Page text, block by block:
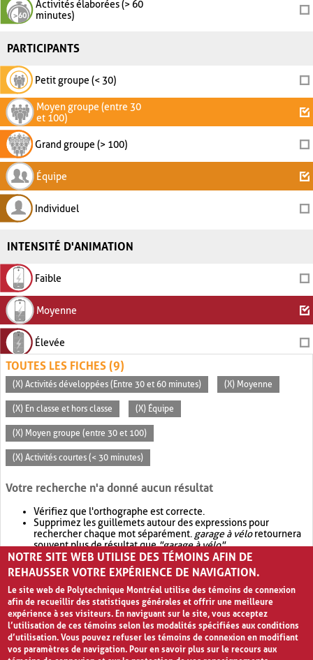
Activités élaborées (> 60
minutes)
PARTICIPANTS
Petit groupe (< 30)
Moyen groupe (entre 30
et 100)
Grand groupe (> 100)
Équipe
Individuel
INTENSITÉ D'ANIMATION
Faible
Moyenne
Élevée
TOUTES LES FICHES (9)
(X) Activités développées (Entre 30 et 60 minutes) (X) Moyenne
(X) En classe et hors classe (X) Équipe
(X) Moyen groupe (entre 30 et 100)
(X) Activités courtes (< 30 minutes)
Votre recherche n'a donné aucun résultat
Vérifiez que l'orthographe est correcte.
Supprimez les guillemets autour des expressions pour
rechercher chaque mot séparément. garage à véloretournera
souvent plus de résultat que"garage à vélo".
Envisagez d'élargir votre recherche avec OR.garage OR vélo
retournera souvent plus de résultat quegarage à vélo
NOTRE SITE WEB UTILISE DES TÉMOINS AFIN DE
REHAUSSER VOTRE EXPÉRIENCE DE NAVIGATION.
Le site web de Polytechnique Montréal utilise des témoins de connexion
afin de recueillir des statistiques générales et offrir une meilleure
expérience à ses visiteurs. En naviguant sur le site, vous acceptez
l’utilisation de ces témoins selon les modalités spécifiées aux conditions
d’utilisation. Vous pouvez refuser les témoins de connexion en modifiant
vos paramètres de navigation. Pour en savoir plus sur le recours aux